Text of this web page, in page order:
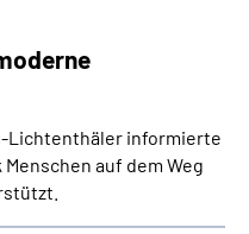
Lichtenthäler informierte
auf dem Weg